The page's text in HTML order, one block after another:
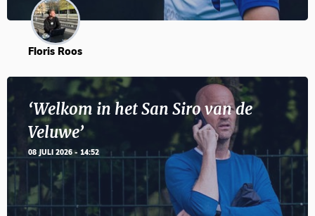
Floris Roos
‘Welkom in het San Siro van de
Veluwe’
08 JULI 2026 - 14:52